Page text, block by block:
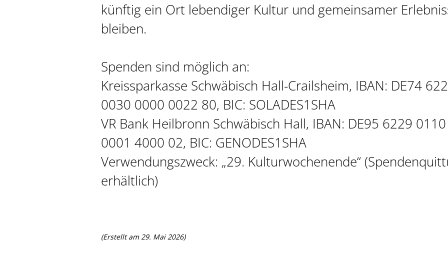
künftig ein Ort lebendiger Kultur und gemeinsamer
bleiben.
Spenden sind möglich an:
Kreissparkasse Schwäbisch Hall-Crailsheim, IBAN: DE74
0030 0000 0022 80, BIC: SOLADES1SHA
VR Bank Heilbronn Schwäbisch Hall, IBAN: DE95 6229 0110
0001 4000 02, BIC: GENODES1SHA
Verwendungszweck: „29. Kulturwochenende“
erhältlich)
(Erstellt am 29. Mai 2026)